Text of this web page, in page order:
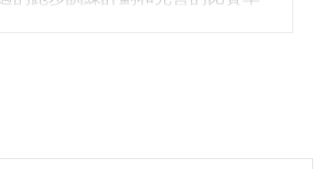
八步態雙腳落地時腳尖過份內收